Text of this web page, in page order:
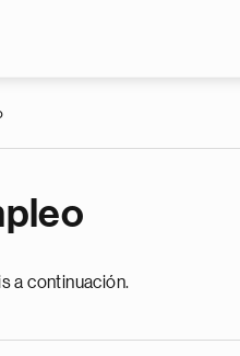
a continuación.